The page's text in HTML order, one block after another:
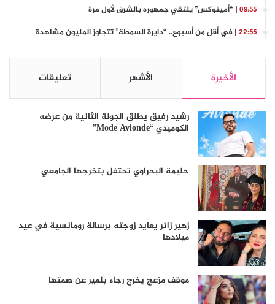
09:55 | “أمينوكس” يلتقي جمهوره بالشرق لأول مرة
22:55 | في أقل من أسبوع.. “دايرة السمطة” تتجاوز المليون مشاهدة
الأخيرة الأشهر تعليقات
رشيد رفيق يطلق الجولة الثانية من عرضه
الكوميدي “Mode Avionde”
حليمة البحراوي تحتفل بتخرجها الجامعي
زهير زائر يعايد زوجته برسالة رومانسية في عيد
ميلادها
موقف مزعج يخرج رجاء بلمير عن صمتها